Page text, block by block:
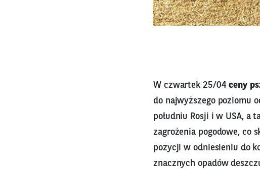
W czwartek 25/04ceny
do najwyższego poziomu
południu Rosji i w USA, a
zagrożenia pogodowe, co
pozycji w odniesieniu do
znacznych opadów